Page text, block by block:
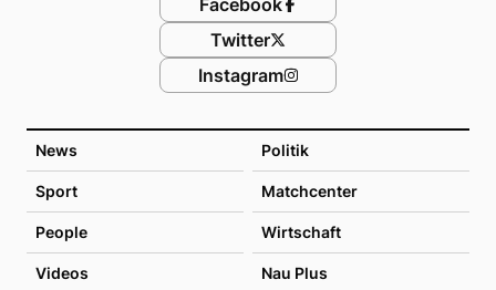
News Politik
Sport Matchcenter
People Wirtschaft
Videos Nau Plus
Twitter
Instagram